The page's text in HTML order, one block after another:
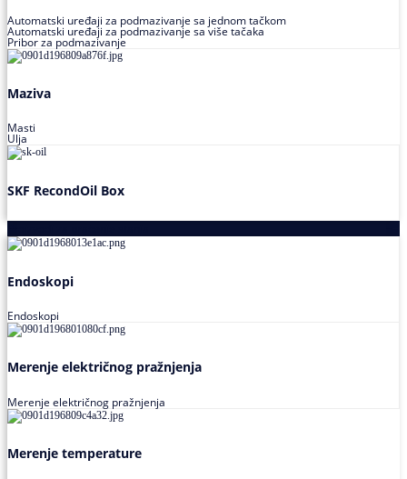
Automatski uređaji za podmazivanje sa jednom tačkom
Automatski uređaji za podmazivanje sa više tačaka
Pribor za podmazivanje
Maziva
Masti
Ulja
SKF RecondOil Box
Endoskopi
Endoskopi
Merenje električnog pražnjenja
Merenje električnog pražnjenja
Merenje temperature